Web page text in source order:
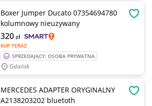
Boxer Jumper Ducato 07354694780
kolumnowy nieuzywany
KUP TERAZ
320zł
SPRZEDAJĄCY: OSOBA PRYWATNA
Gdańsk
MERCEDES ADAPTER ORYGINALNY
A2138203202 bluetoth